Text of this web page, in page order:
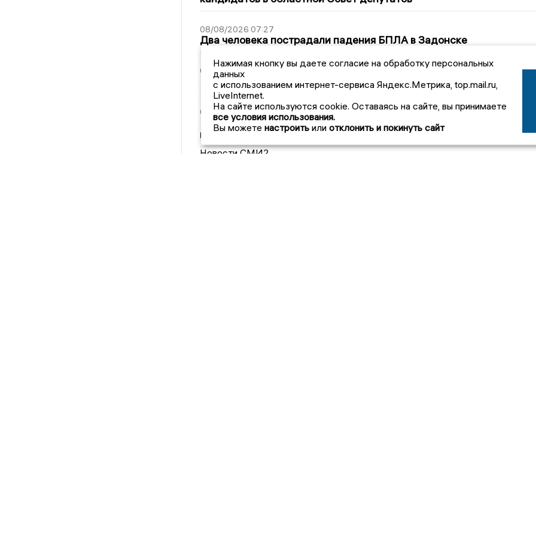
08/08/2026 07:27
Два человека пострадали падения БПЛА в Задонске
07/08/2026 17:16
В Липецке на АЗС вновь появились огромные очереди
07/08/2026 12:03
Мэр Липецка Щербаков призвал завершить капремонт 72-й школы
по правилу Парето. Видео
Новости СМИ2
Нажимая кнопку вы даете согласие на обработку персональных
данных
с использованием интернет-сервиса Яндекс.Метрика, top.mail.ru,
LiveInternet.
На сайте используются cookie. Оставаясь на сайте, вы принимаете
все условия использования.
Вы можете настроить или отклонить и покинуть сайт